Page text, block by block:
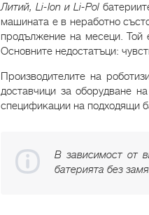
Литий, Li-Ion и Li-Pol
машината е в неработно
продължение на месеци. Той
Основните недостатъци:
Производителите на
доставчици за оборудване
спецификации на подходящи
В зависимост от
батерията без